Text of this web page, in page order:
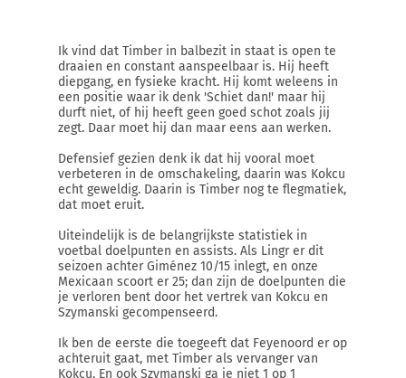
Ik vind dat Timber in balbezit in staat is open te
draaien en constant aanspeelbaar is. Hij heeft
diepgang, en fysieke kracht. Hij komt weleens in
een positie waar ik denk 'Schiet dan!' maar hij
durft niet, of hij heeft geen goed schot zoals jij
zegt. Daar moet hij dan maar eens aan werken.
Defensief gezien denk ik dat hij vooral moet
verbeteren in de omschakeling, daarin was Kokcu
echt geweldig. Daarin is Timber nog te flegmatiek,
dat moet eruit.
Uiteindelijk is de belangrijkste statistiek in
voetbal doelpunten en assists. Als Lingr er dit
seizoen achter Giménez 10/15 inlegt, en onze
Mexicaan scoort er 25; dan zijn de doelpunten die
je verloren bent door het vertrek van Kokcu en
Szymanski gecompenseerd.
Ik ben de eerste die toegeeft dat Feyenoord er op
achteruit gaat, met Timber als vervanger van
Kokcu. En ook Szymanski ga je niet 1 op 1